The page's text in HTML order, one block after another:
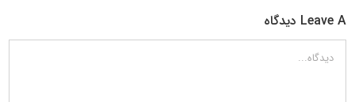
Leave A دیدگاه
دیدگاه